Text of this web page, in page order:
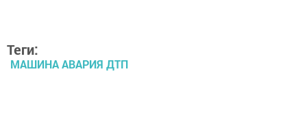
Теги:
МАШИНА АВАРИЯ ДТП